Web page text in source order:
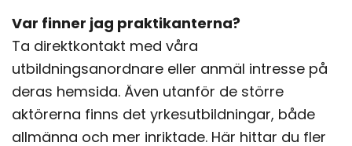
Var finner jag praktikanterna?
Ta direktkontakt med våra
utbildningsanordnare eller anmäl intresse på
deras hemsida. Även utanför de större
aktörerna finns det yrkesutbildningar, både
allmänna och mer inriktade. Här hittar du fler